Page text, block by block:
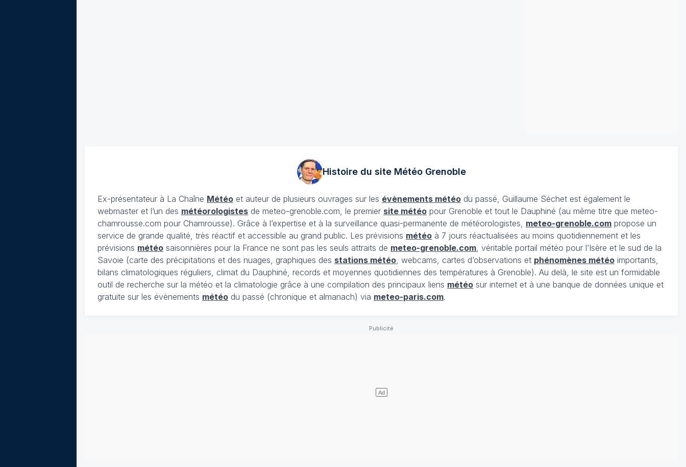
Histoire du site MétéoGrenoble
Ex-présentateur à La Chaîne Météo et auteur de plusieurs ouvrages sur les évènements météo du passé, Guillaume Séchet est également le
webmaster et l’un des météorologistes de meteo-grenoble.com, le premier site météo pour Grenoble et tout le Dauphiné (au même titre que meteo-
chamrousse.com pour Chamrousse). Grâce à l’expertise et à la surveillance quasi-permanente de météorologistes, meteo-grenoble.com propose un
service de grande qualité, très réactif et accessible au grand public. Les prévisions météo à 7 jours réactualisées au moins quotidiennement et les
prévisions météo saisonnières pour la France ne sont pas les seuls attraits de meteo-grenoble.com , véritable portail météo pour l’Isère et le sud de la
Savoie (carte des précipitations et des nuages, graphiques des stations météo , webcams, cartes d’observations et phénomènes météo importants,
bilans climatologiques réguliers, climat du Dauphiné, records et moyennes quotidiennes des températures à Grenoble). Au delà, le site est un formidable
outil de recherche sur la météo et la climatologie grâce à une compilation des principaux liens météo sur internet et à une banque de données unique et
gratuite sur les évènements météo du passé (chronique et almanach) via meteo-paris.com.